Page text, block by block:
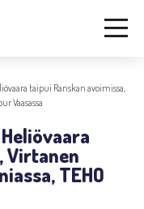
taipui Ranskan avoimissa,
Vaasassa
Virtanen
TEHO